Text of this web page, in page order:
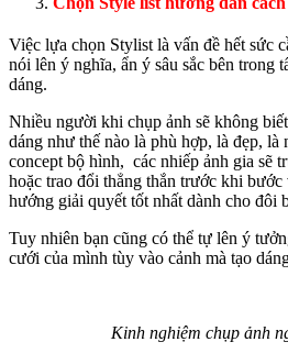
Việc lựa chọn Stylist là vấn đề hết sức
nói lên ý nghĩa, ẩn ý sâu sắc bên trong
dáng.
Nhiều người khi chụp ảnh sẽ không
dáng như thế nào là phù hợp, là đẹp, là
concept bộ hình, các nhiếp ảnh gia sẽ
hoặc trao đổi thẳng thắn trước khi
hướng giải quyết tốt nhất dành cho đôi
Tuy nhiên bạn cũng có thể tự lên ý
cưới của mình tùy vào cảnh mà tạo
Kinh nghiệm chụp ảnh